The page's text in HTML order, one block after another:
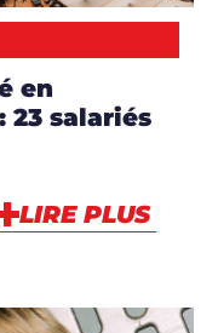
en
salariés
LIRE PLUS